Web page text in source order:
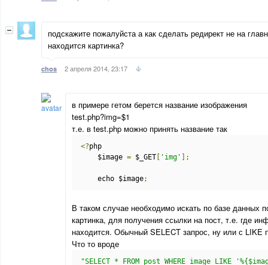
подскажите пожалуйста а как сделать редирект не на
находится картинка?
chos 2 апреля 2014, 23:17
в примере гетом берется название изображения
test.php?img=$1
т.е. в test.php можно принять название так
<?php
$image = $_GET 'img' ];
echo $image;
В таком случае необходимо искать по базе данных
картинка, для получения ссылки на пост, т.е. где
находится. Обычный SELECT запрос, ну или с LIKE
Что то вроде
"SELECT * FROM post WHERE image LIKE